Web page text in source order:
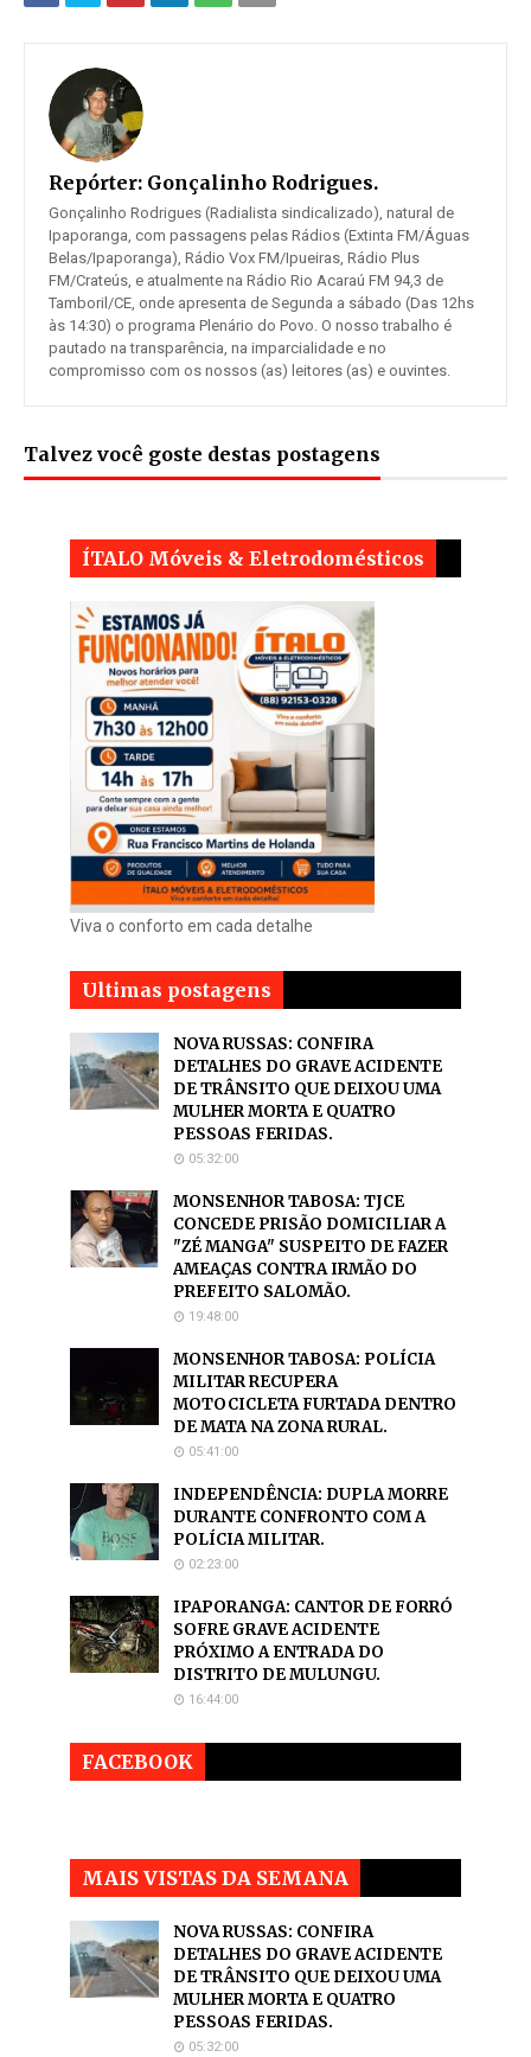
Repórter: Gonçalinho Rodrigues.
Gonçalinho Rodrigues (Radialista sindicalizado), natural de
Ipaporanga, com passagens pelas Rádios (Extinta FM/Águas
Belas/Ipaporanga), Rádio Vox FM/Ipueiras, Rádio Plus
FM/Crateús, e atualmente na Rádio Rio Acaraú FM 94,3 de
Tamboril/CE, onde apresenta de Segunda a sábado (Das 12hs
às 14:30) o programa Plenário do Povo. O nosso trabalho é
pautado na transparência, na imparcialidade e no
compromisso com os nossos (as) leitores (as) e ouvintes.
Talvez você goste destas postagens
ÍTALO Móveis & Eletrodomésticos
Viva o conforto em cada detalhe
Ultimas postagens
NOVA RUSSAS: CONFIRA
DETALHES DO GRAVE ACIDENTE
DE TRÂNSITO QUE DEIXOU UMA
MULHER MORTA E QUATRO
PESSOAS FERIDAS.
05:32:00
MONSENHOR TABOSA: TJCE
CONCEDE PRISÃO DOMICILIAR A
"ZÉ MANGA" SUSPEITO DE FAZER
AMEAÇAS CONTRA IRMÃO DO
PREFEITO SALOMÃO.
19:48:00
MONSENHOR TABOSA: POLÍCIA
MILITAR RECUPERA
MOTOCICLETA FURTADA DENTRO
DE MATA NA ZONA RURAL.
05:41:00
INDEPENDÊNCIA: DUPLA MORRE
DURANTE CONFRONTO COM A
POLÍCIA MILITAR.
02:23:00
IPAPORANGA: CANTOR DE FORRÓ
SOFRE GRAVE ACIDENTE
PRÓXIMO A ENTRADA DO
DISTRITO DE MULUNGU.
16:44:00
FACEBOOK
MAIS VISTAS DA SEMANA
NOVA RUSSAS: CONFIRA
DETALHES DO GRAVE ACIDENTE
DE TRÂNSITO QUE DEIXOU UMA
MULHER MORTA E QUATRO
PESSOAS FERIDAS.
05:32:00